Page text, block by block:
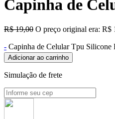
Capinha de
R$19,00 O preço original era: R$
- Capinha de Celular Tpu
Adicionar ao carrinho
Simulação de frete